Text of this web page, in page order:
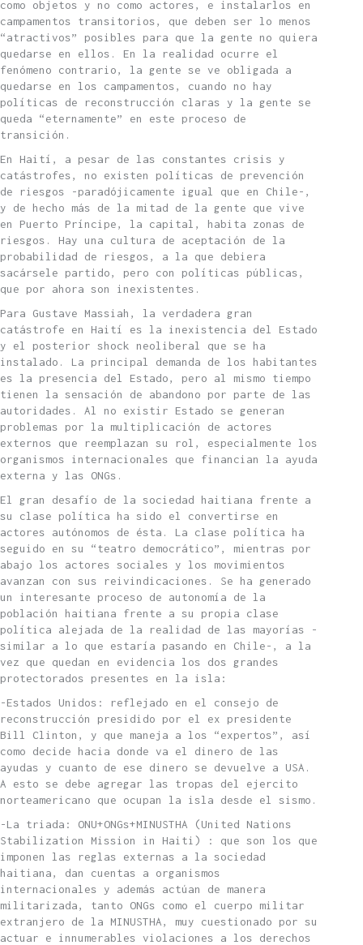
como objetos y no como actores, e instalarlos en
campamentos transitorios, que deben ser lo menos
“atractivos” posibles para que la gente no quiera
quedarse en ellos. En la realidad ocurre el
fenómeno contrario, la gente se ve obligada a
quedarse en los campamentos, cuando no hay
políticas de reconstrucción claras y la gente se
queda “eternamente” en este proceso de
transición.
En Haití, a pesar de las constantes crisis y
catástrofes, no existen políticas de prevención
de riesgos -paradójicamente igual que en Chile-,
y de hecho más de la mitad de la gente que vive
en Puerto Príncipe, la capital, habita zonas de
riesgos. Hay una cultura de aceptación de la
probabilidad de riesgos, a la que debiera
sacársele partido, pero con políticas públicas,
que por ahora son inexistentes.
Para Gustave Massiah, la verdadera gran
catástrofe en Haití es la inexistencia del Estado
y el posterior shock neoliberal que se ha
instalado. La principal demanda de los habitantes
es la presencia del Estado, pero al mismo tiempo
tienen la sensación de abandono por parte de las
autoridades. Al no existir Estado se generan
problemas por la multiplicación de actores
externos que reemplazan su rol, especialmente los
organismos internacionales que financian la ayuda
externa y las ONGs.
El gran desafío de la sociedad haitiana frente a
su clase política ha sido el convertirse en
actores autónomos de ésta. La clase política ha
seguido en su “teatro democrático”, mientras por
abajo los actores sociales y los movimientos
avanzan con sus reivindicaciones. Se ha generado
un interesante proceso de autonomía de la
población haitiana frente a su propia clase
política alejada de la realidad de las mayorías -
similar a lo que estaría pasando en Chile-, a la
vez que quedan en evidencia los dos grandes
protectorados presentes en la isla:
-Estados Unidos: reflejado en el consejo de
reconstrucción presidido por el ex presidente
Bill Clinton, y que maneja a los “expertos”, así
como decide hacia donde va el dinero de las
ayudas y cuanto de ese dinero se devuelve a USA.
A esto se debe agregar las tropas del ejercito
norteamericano que ocupan la isla desde el sismo.
-La triada: ONU+ONGs+MINUSTHA (United Nations
Stabilization Mission in Haiti) : que son los que
imponen las reglas externas a la sociedad
haitiana, dan cuentas a organismos
internacionales y además actúan de manera
militarizada, tanto ONGs como el cuerpo militar
extranjero de la MINUSTHA, muy cuestionado por su
actuar e innumerables violaciones a los derechos